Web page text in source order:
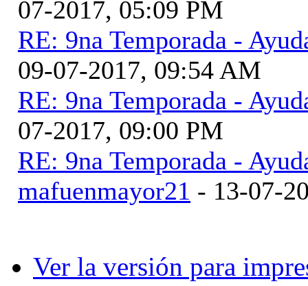
07-2017, 05:09 PM
RE: 9na Temporada -
09-07-2017, 09:54 AM
RE: 9na Temporada -
07-2017, 09:00 PM
RE: 9na Temporada -
mafuenmayor21 - 13-07-
Ver la versión para